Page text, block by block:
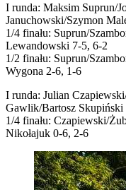
I runda: Maksim Suprun/
Januchowski/Szymon
1/4 finału: Suprun/
Lewandowski 7-5, 6-2
1/2 finału: Suprun/
Wygona 2-6, 1-6
I runda: Julian
Gawlik/Bartosz Skupiński
1/4 finału: Czapiewski/
Nikołajuk 0-6, 2-6